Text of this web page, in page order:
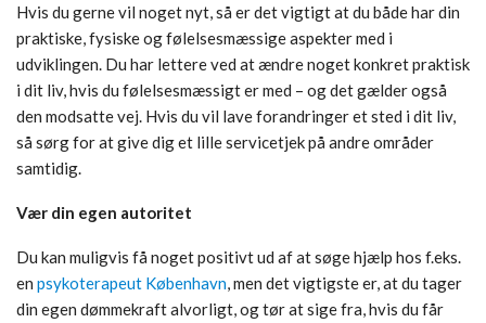
Hvis du gerne vil noget nyt, så er det vigtigt at du både har din
praktiske, fysiske og følelsesmæssige aspekter med i
udviklingen. Du har lettere ved at ændre noget konkret praktisk
i dit liv, hvis du følelsesmæssigt er med – og det gælder også
den modsatte vej. Hvis du vil lave forandringer et sted i dit liv,
så sørg for at give dig et lille servicetjek på andre områder
samtidig.
Vær din egen autoritet
Du kan muligvis få noget positivt ud af at søge hjælp hos f.eks.
en psykoterapeut København, men det vigtigste er, at du tager
din egen dømmekraft alvorligt, og tør at sige fra, hvis du får